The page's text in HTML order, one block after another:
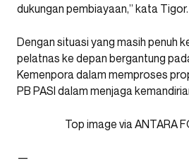
dukungan pembiayaan,” kata Tigor.
Dengan situasi yang masih penuh
pelatnas ke depan bergantung
Kemenpora dalam memproses
PB PASI dalam menjaga
Top image via ANTARA
—